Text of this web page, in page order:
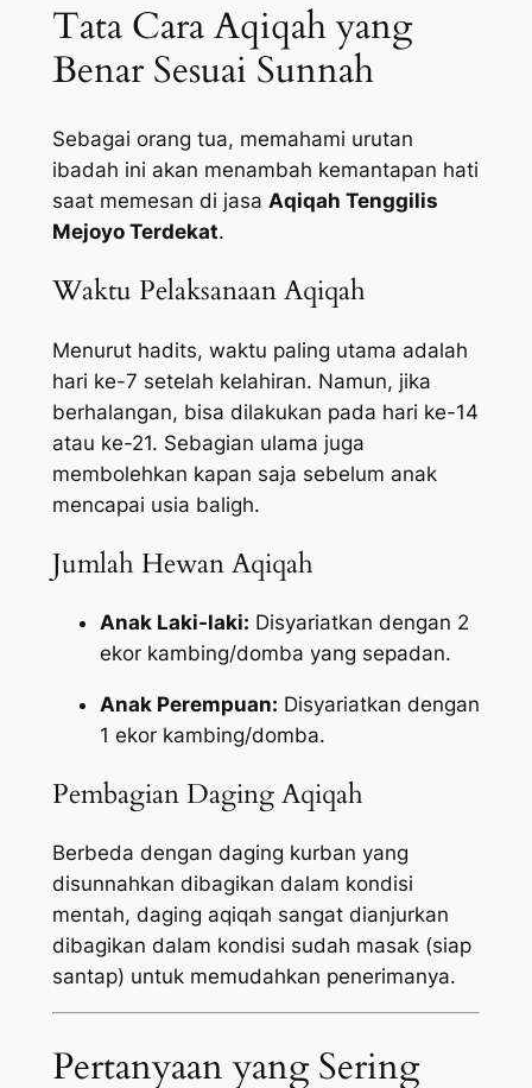
Tata Cara Aqiqah yang
Benar Sesuai Sunnah
Sebagai orang tua, memahami urutan
ibadah ini akan menambah kemantapan hati
saat memesan di jasa Aqiqah Tenggilis
Mejoyo Terdekat.
Waktu Pelaksanaan Aqiqah
Menurut hadits, waktu paling utama adalah
hari ke-7 setelah kelahiran. Namun, jika
berhalangan, bisa dilakukan pada hari ke-14
atau ke-21. Sebagian ulama juga
membolehkan kapan saja sebelum anak
mencapai usia baligh.
Jumlah Hewan Aqiqah
Anak Laki-laki: Disyariatkan dengan 2
ekor kambing/domba yang sepadan.
Anak Perempuan: Disyariatkan dengan
1 ekor kambing/domba.
Pembagian Daging Aqiqah
Berbeda dengan daging kurban yang
disunnahkan dibagikan dalam kondisi
mentah, daging aqiqah sangat dianjurkan
dibagikan dalam kondisi sudah masak (siap
santap) untuk memudahkan penerimanya.
Pertanyaan yang Sering